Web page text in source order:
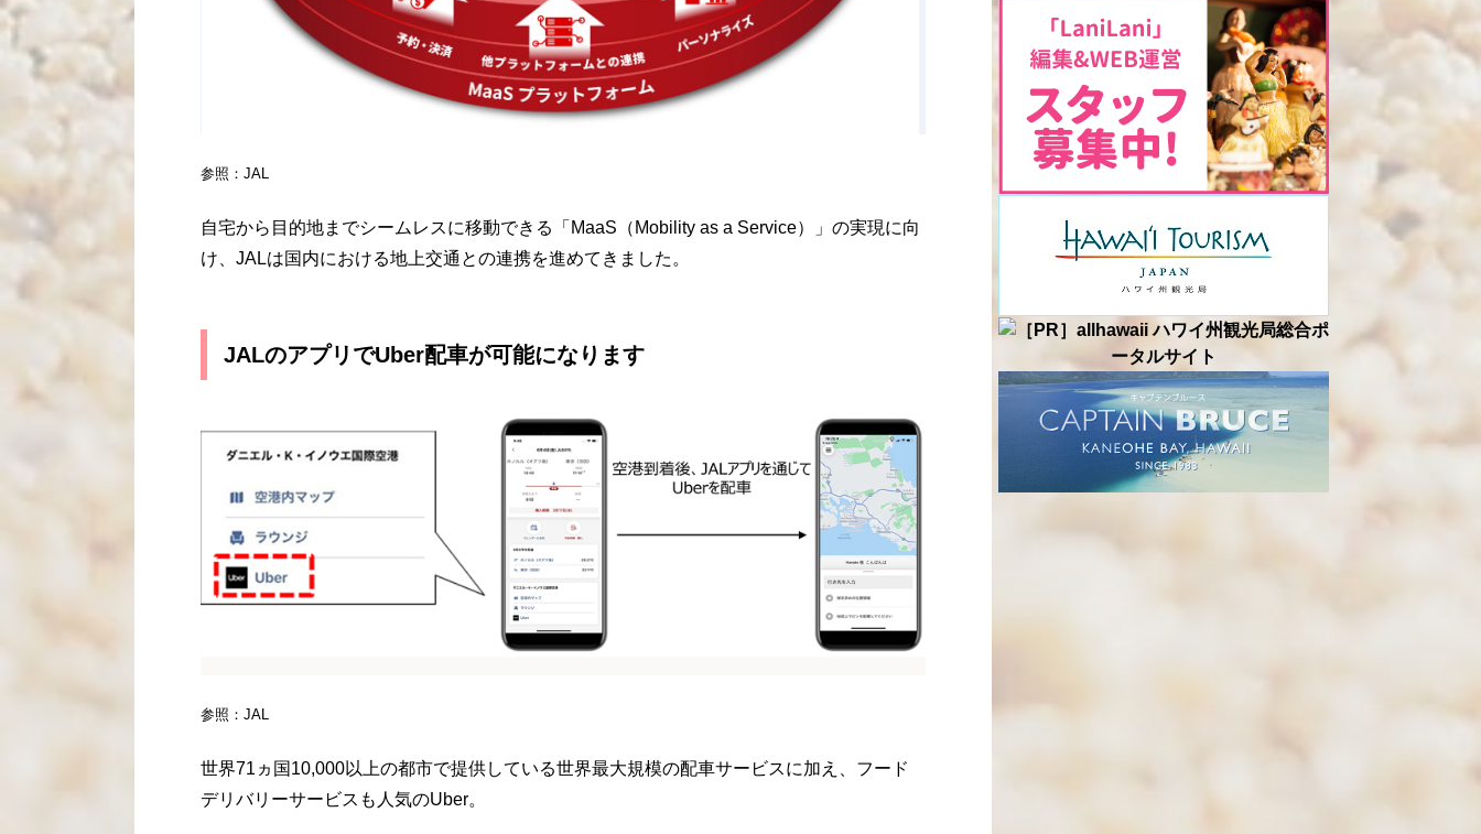
参照：JAL
自宅から目的地までシームレスに移動できる「MaaS（Mobility as a Service）」の実現に向
け、JALは国内における地上交通との連携を進めてきました。
JALのアプリでUber配車が可能になります
参照：JAL
世界71ヵ国10,000以上の都市で提供している世界最大規模の配車サービスに加え、フード
デリバリーサービスも人気のUber。